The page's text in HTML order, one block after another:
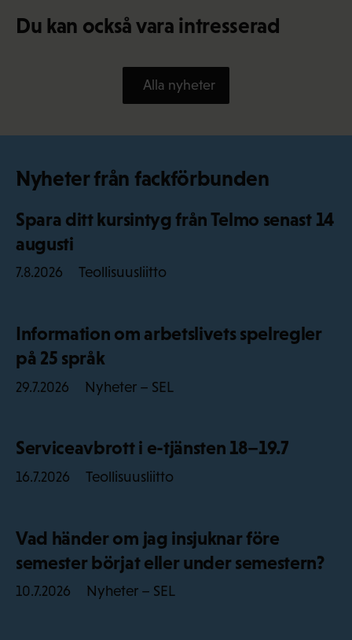
Du kan också vara intresserad
Alla nyheter
Nyheter från fackförbunden
Spara ditt kursintyg från Telmo senast 14
augusti
7.8.2026 Teollisuusliitto
Information om arbetslivets spelregler
på 25 språk
29.7.2026 Nyheter – SEL
Serviceavbrott i e-tjänsten 18–19.7
16.7.2026 Teollisuusliitto
Vad händer om jag insjuknar före
semester börjat eller under semestern?
10.7.2026 Nyheter – SEL